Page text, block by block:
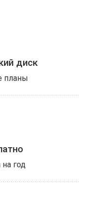
диск
планы
на год